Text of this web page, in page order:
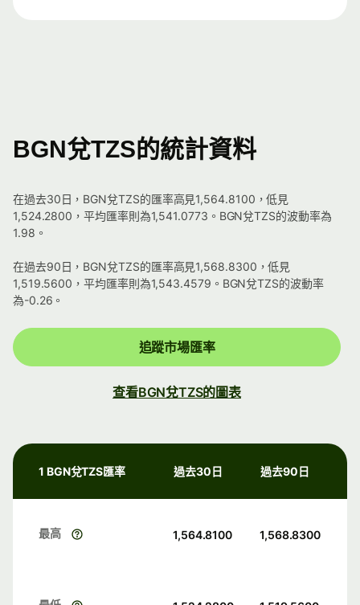
BGN兌TZS的統計資料
在過去30日，BGN兌TZS的匯率高見1,564.8100，低見
1,524.2800，平均匯率則為1,541.0773。BGN兌TZS的波動率為
1.98。
在過去90日，BGN兌TZS的匯率高見1,568.8300，低見
1,519.5600，平均匯率則為1,543.4579。BGN兌TZS的波動率
為-0.26。
追蹤市場匯率
查看BGN兌TZS的圖表
1 BGN兌TZS匯率 過去30日 過去90日
最高 1,564.8100 1,568.8300